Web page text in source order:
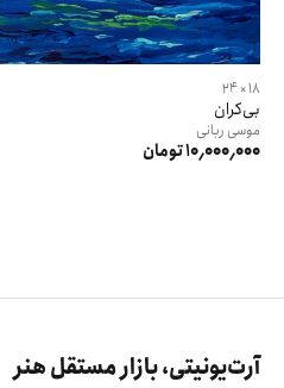
18 × 24
بی‌کران
موسی ربانی
10٬000٬000 تومان
آرت‌یونیتی، بازار مستقل هنر